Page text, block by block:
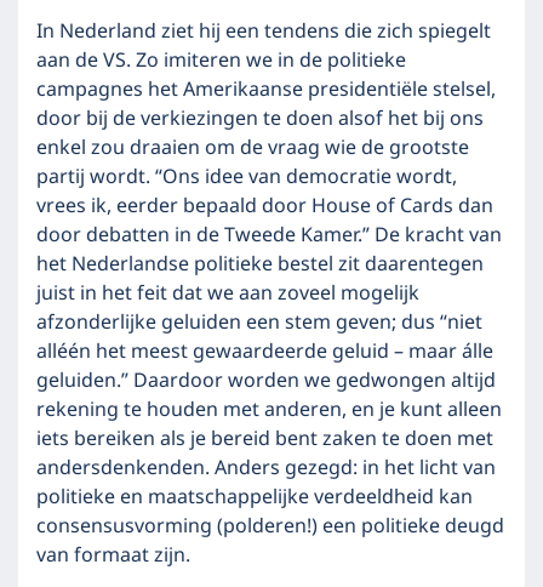
In Nederland ziet hij een tendens die zich spiegelt
aan de VS. Zo imiteren we in de politieke
campagnes het Amerikaanse presidentiële stelsel,
door bij de verkiezingen te doen alsof het bij ons
enkel zou draaien om de vraag wie de grootste
partij wordt. “Ons idee van democratie wordt,
vrees ik, eerder bepaald door House of Cards dan
door debatten in de Tweede Kamer.” De kracht van
het Nederlandse politieke bestel zit daarentegen
juist in het feit dat we aan zoveel mogelijk
afzonderlijke geluiden een stem geven; dus “niet
alléén het meest gewaardeerde geluid – maar álle
geluiden.” Daardoor worden we gedwongen altijd
rekening te houden met anderen, en je kunt alleen
iets bereiken als je bereid bent zaken te doen met
andersdenkenden. Anders gezegd: in het licht van
politieke en maatschappelijke verdeeldheid kan
consensusvorming (polderen!) een politieke deugd
van formaat zijn.